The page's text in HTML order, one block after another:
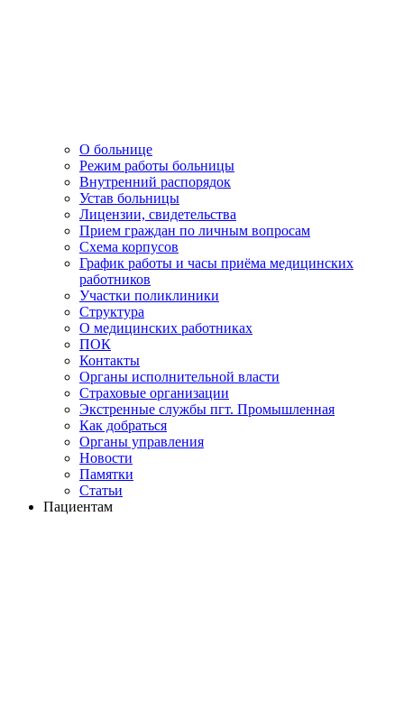
О больнице
Режим работы больницы
Внутренний распорядок
Устав больницы
Лицензии, свидетельства
Прием граждан по личным вопросам
Схема корпусов
График работы и часы приёма медицинских
работников
Участки поликлиники
Структура
О медицинских работниках
ПОК
Контакты
Органы исполнительной власти
Страховые организации
Экстренные службы пгт. Промышленная
Как добраться
Органы управления
Новости
Памятки
Статьи
Пациентам